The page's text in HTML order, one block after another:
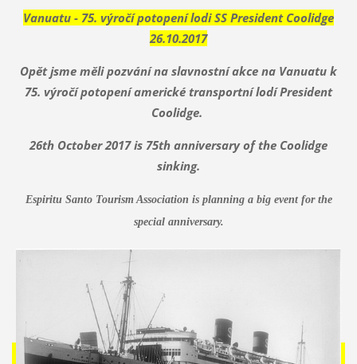
Vanuatu - 75. výročí potopení lodi SS President Coolidge
26.10.2017
Opět jsme měli pozvání na slavnostní akce na Vanuatu k
75. výročí potopení americké transportní lodí President
Coolidge.
‎26th October 2017 is 75th anniversary of the Coolidge
sinking.
Espiritu Santo Tourism Association is planning a big event for the
special anniversary.